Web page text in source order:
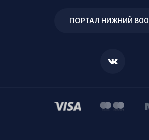
ПОРТАЛ НИЖНИЙ 800